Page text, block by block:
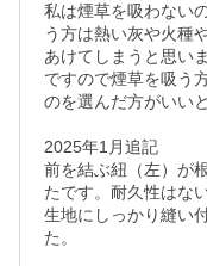
私は煙草を吸わない
う方は熱い灰や火種
あけてしまうと思いま
ですので煙草を吸う
のを選んだ方がいい
2025年1月追記
前を結ぶ紐（左）が
たです。耐久性はな
生地にしっかり縫い
た。